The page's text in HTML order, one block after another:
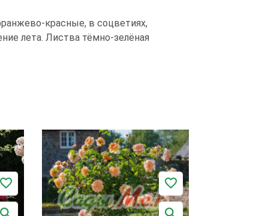
красные, в соцветиях,
лета. Листва тёмно-зелёная